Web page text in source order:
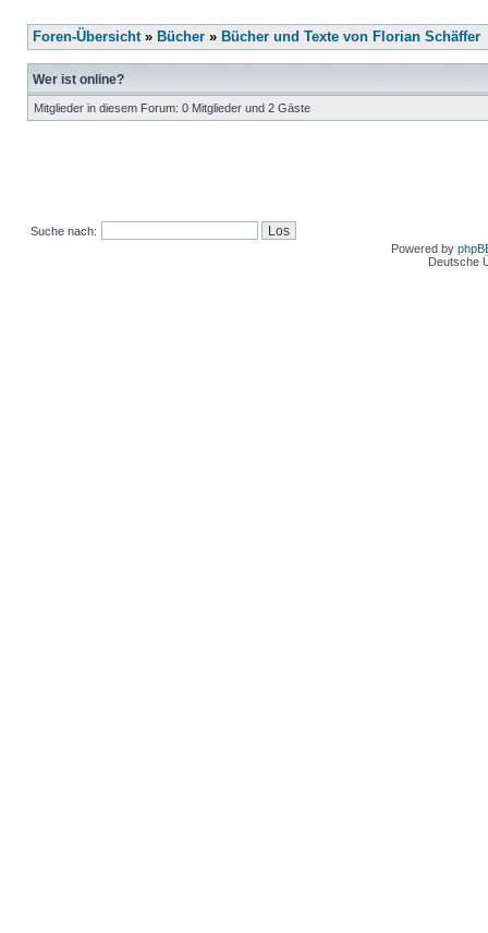
Foren-Übersicht» Bücher » Bücher und Texte von Florian Schäffer
Wer ist online?
Mitglieder in diesem Forum: 0 Mitglieder und 2 Gäste
Suche nach:
Powered by
Deutsche